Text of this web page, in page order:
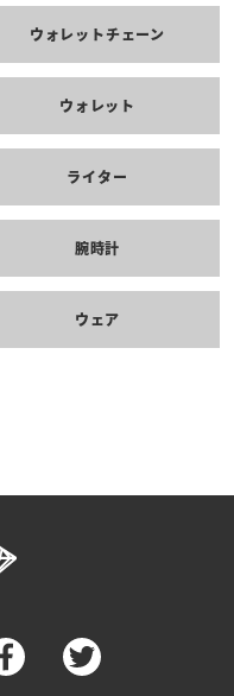
ウォレットチェーン
ウォレット
ライター
腕時計
ウェア